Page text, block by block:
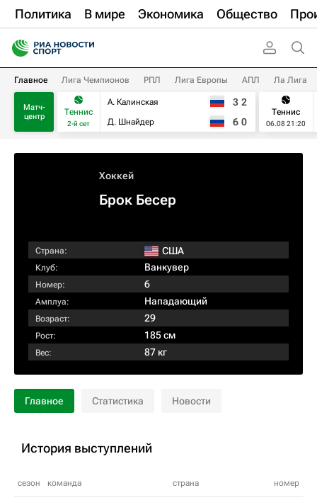
Политика В мире Экономика Общество
Главное Лига Чемпионов РПЛ Лига Европы АПЛ Ла Лига
Матч-
центр
Теннис
2-й сет
А. Калинская
Д. Шнайдер
3 2
6 0
Теннис
06.08 21:20
Хоккей
Брок Бесер
Страна: США
Клуб: Ванкувер
Номер: 6
Амплуа: Нападающий
Возраст: 29
Рост: 185 см
Вес: 87 кг
Главное Статистика Новости
История выступлений
сезон команда страна номер